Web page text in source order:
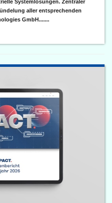
Systemlösungen. Zentraler
aller entsprechenden
GmbH.......